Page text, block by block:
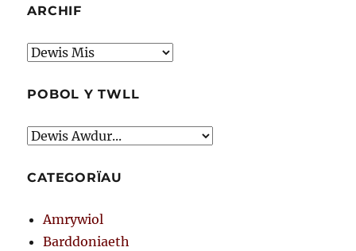
ARCHIF
Archif
POBOL Y TWLL
CATEGORÏAU
Amrywiol
Barddoniaeth